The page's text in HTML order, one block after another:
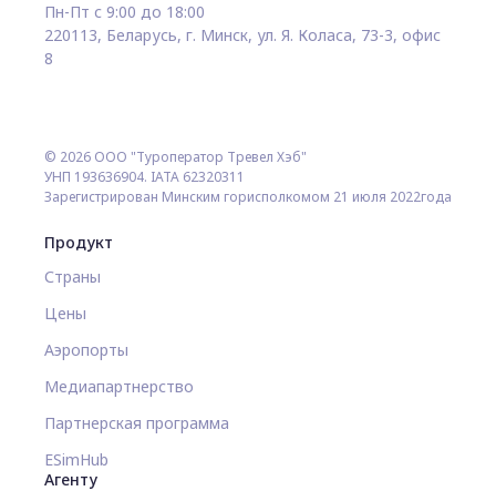
Пн-Пт с 9:00 до 18:00
220113, Беларусь, г. Минск, ул. Я. Коласа, 73-3, офис
8
© 2026 ООО "Туроператор Тревел Хэб"
УНП 193636904. IATA 62320311
Зарегистрирован Минским горисполкомом 21 июля 2022года
Продукт
Страны
Цены
Аэропорты
Медиапартнерство
Партнерская программа
ESimHub
Агенту